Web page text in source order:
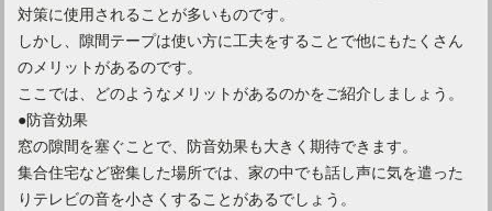
ダイニングテーブルを長く愛用したい！正しい選び方とは？
対策に使用されることが多いものです。
しかし、隙間テープは使い方に工夫をすることで他にもたくさん
のメリットがあるのです。
ここでは、どのようなメリットがあるのかをご紹介しましょう。
●防音効果
窓の隙間を塞ぐことで、防音効果も大きく期待できます。
集合住宅など密集した場所では、家の中でも話し声に気を遣った
りテレビの音を小さくすることがあるでしょう。